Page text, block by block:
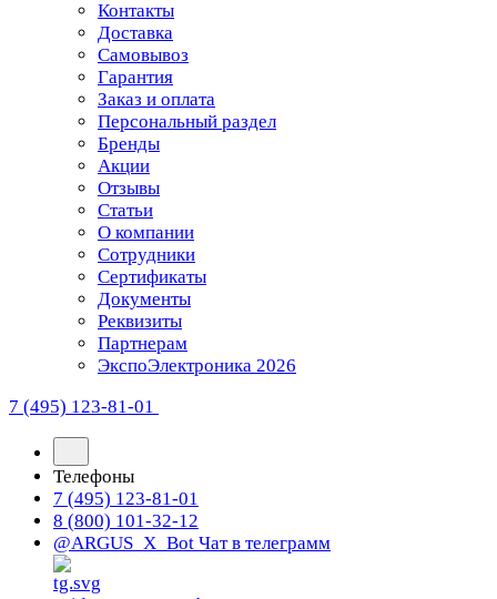
Контакты
Доставка
Самовывоз
Гарантия
Заказ и оплата
Персональный раздел
Бренды
Акции
Отзывы
Статьи
О компании
Сотрудники
Сертификаты
Документы
Реквизиты
Партнерам
ЭкспоЭлектроника 2026
7 (495) 123-81-01
Телефоны
7 (495) 123-81-01
8 (800) 101-32-12
@ARGUS_X_Bot Чат в телеграмм